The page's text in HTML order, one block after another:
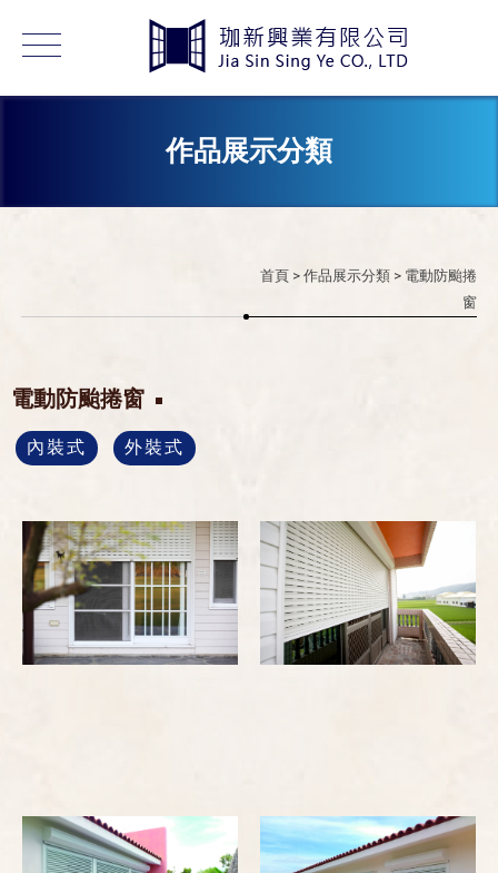
作品展示分類
首頁 >作品展示分類 > 電動防颱捲
窗
電動防颱捲窗
內裝式 外裝式